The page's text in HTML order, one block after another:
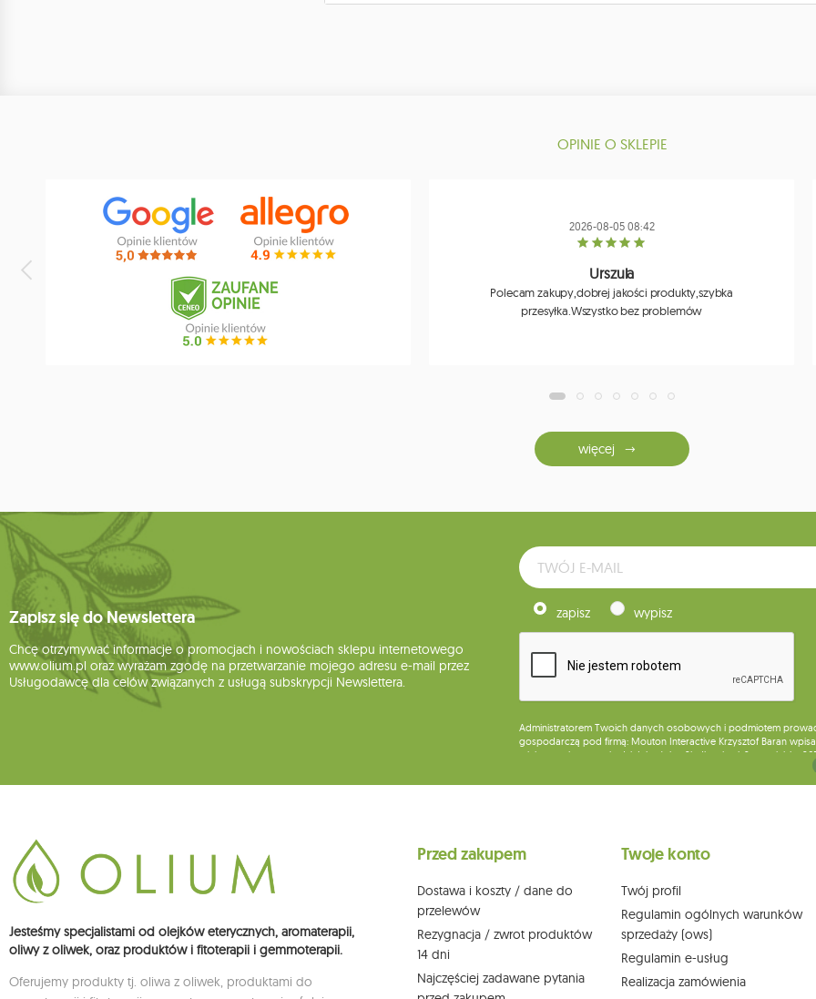
OPINIE O SKLEPIE
2026-08-05 08:42
Urszula
Polecam zakupy,dobrej jakości produkty,szybka
przesyłka.Wszystko bez problemów
więcej
Zapisz się do Newslettera
Chcę otrzymywać informacje o promocjach i nowościach sklepu internetowego
www.olium.pl oraz wyrażam zgodę na przetwarzanie mojego adresu e-mail przez
Usługodawcę dla celów związanych z usługą subskrypcji Newslettera.
zapisz wypisz
Administratorem Twoich danych osobowych i podmiotem
gospodarczą pod firmą: Mouton Interactive Krzysztof Baran
miejsca wykonywania działalności w Siedlcach, ul. Starowiejska
Dane będą przetwarzane w celu wysyłki newslettera i
działem obsługi klienta Mouton Interactive pod adresem e-mail
Jesteśmy specjalistami od olejków eterycznych, aromaterapii,
oliwy z oliwek, oraz produktów i fitoterapii i gemmoterapii.
Oferujemy produkty tj. oliwa z oliwek, produktami do
Przed zakupem
Dostawa i koszty / dane do
przelewów
Rezygnacja / zwrot produktów
14 dni
Najczęściej zadawane pytania
Twoje konto
Twój profil
Regulamin ogólnych warunków
sprzedaży (ows)
Regulamin e-usług
Realizacja zamówienia